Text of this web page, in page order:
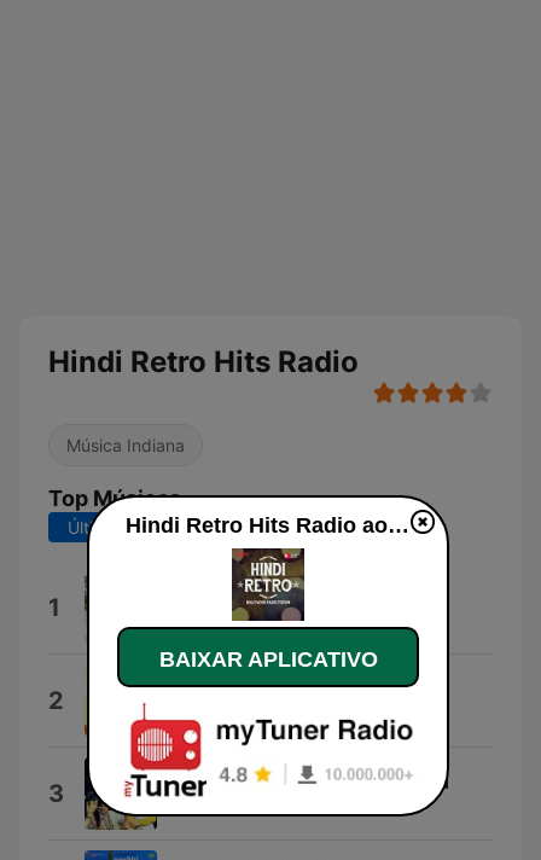
Hindi Retro Hits Radio
Música Indiana
Top Músicas
Últimos 7 dias Últimos 30 dias
1 Jincheng Zhang
2 Aanewala Pal Janewala Hai
Kishore Kumar
3 Mujhe Teri Mohabbat Ka Sahara
Hindi Retro Hits Radio ao vivo
BAIXAR APLICATIVO